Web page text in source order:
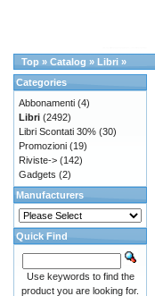
Top » Catalog » Libri »
Categories
Abbonamenti (4)
Libri (2492)
Libri Scontati 30% (30)
Promozioni (19)
Riviste-> (142)
Gadgets (2)
Manufacturers
Quick Find
Use keywords to find the
product you are looking for.